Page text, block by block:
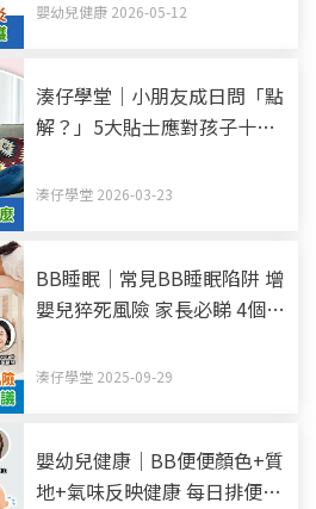
嬰幼兒健康 2026-05-12
湊仔學堂｜小朋友成日問「點
解？」5大貼士應對孩子十萬
湊仔學堂 2026-03-23
BB睡眠｜常見BB睡眠陷阱 增
嬰兒猝死風險 家長必睇 4個
湊仔學堂 2025-09-29
嬰幼兒健康｜BB便便顏色+質
地+氣味反映健康 每日排便幾